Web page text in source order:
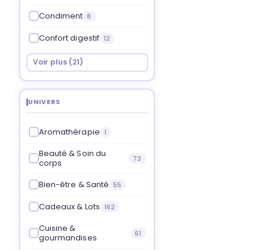
Condiment 8
Confort digestif 12
Voir plus (21)
UNIVERS
Aromathérapie 1
Beauté & Soin du
corps
73
Bien-être & Santé 55
Cadeaux & Lots 162
Cuisine &
gourmandises
61